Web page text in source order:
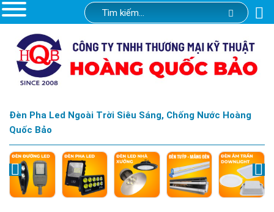
Đèn Pha Led Ngoài Trời Siêu Sáng, Chống Nước Hoàng
Quốc Bảo